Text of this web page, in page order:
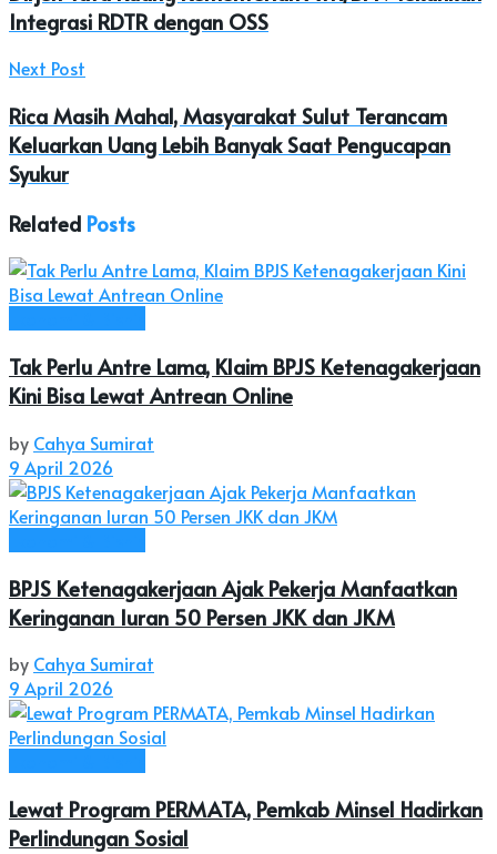
Integrasi RDTR dengan OSS
Next Post
Rica Masih Mahal, Masyarakat Sulut Terancam
Keluarkan Uang Lebih Banyak Saat Pengucapan
Syukur
Related Posts
Tak Perlu Antre Lama, Klaim BPJS Ketenagakerjaan
Kini Bisa Lewat Antrean Online
by Cahya Sumirat
9 April 2026
BPJS Ketenagakerjaan Ajak Pekerja Manfaatkan
Keringanan Iuran 50 Persen JKK dan JKM
by Cahya Sumirat
9 April 2026
Lewat Program PERMATA, Pemkab Minsel Hadirkan
Perlindungan Sosial